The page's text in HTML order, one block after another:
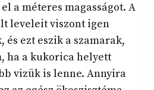
a méteres magasságot. A
leveleit viszont igen
és ezt eszik a szamarak,
ha a kukorica helyett
vizük is lenne. Annyira